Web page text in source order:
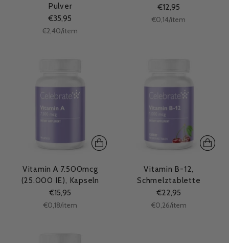
Pulver
€35,95
Stückpreis
€2,40/per
item
€12,95
Stückpreis
€0,14/per
item
Vitamin A 7.500mcg
(25.000 IE), Kapseln
€15,95
Stückpreis
€0,18/per
item
Vitamin B-12,
Schmelztablette
€22,95
Stückpreis
€0,26/per
item